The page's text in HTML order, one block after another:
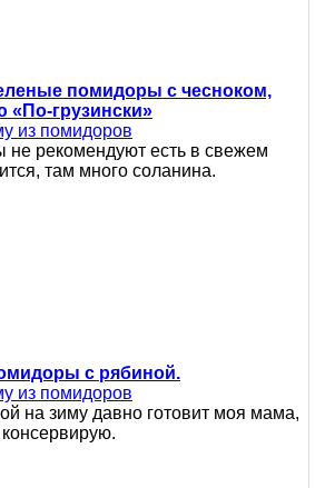
помидоры с чесноком,
«По-грузински»
из помидоров
рекомендуют есть в свежем
там много соланина.
с рябиной.
из помидоров
на зиму давно готовит моя мама,